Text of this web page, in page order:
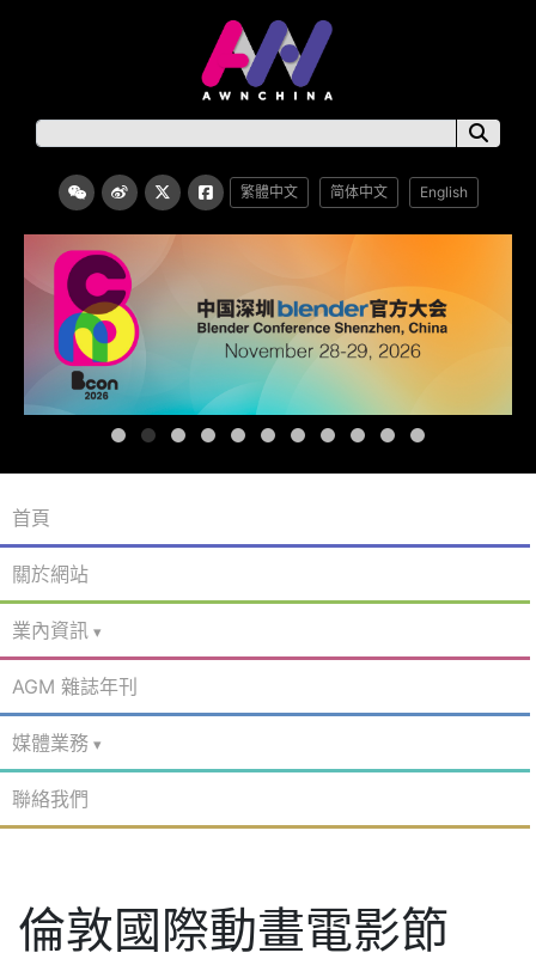
繁體中文 简体中文 English
首頁
關於網站
業內資訊
AGM 雜誌年刊
媒體業務
聯絡我們
倫敦國際動畫電影節